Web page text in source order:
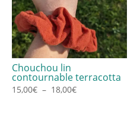
Chouchou lin
contournable terracotta
15,00€ – 18,00€Plage